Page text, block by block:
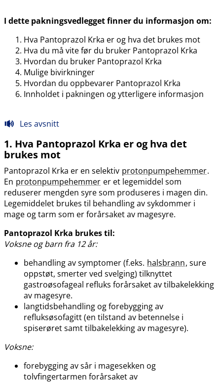
I dette pakningsvedlegget finner du informasjon om:
Hva Pantoprazol Krka er og hva det brukes mot
Hva du må vite før du bruker Pantoprazol Krka
Hvordan du bruker Pantoprazol Krka
Mulige bivirkninger
Hvordan du oppbevarer Pantoprazol Krka
Innholdet i pakningen og ytterligere informasjon
Les avsnitt
1. Hva Pantoprazol Krka er og hva det
brukes mot
Pantoprazol Krka er en selektiv protonpumpehemmer.
En protonpumpehemmer er et legemiddel som
reduserer mengden syre som produseres i magen din.
Legemiddelet brukes til behandling av sykdommer i
mage og tarm som er forårsaket av magesyre.
Pantoprazol Krka brukes til:
Voksne og barn fra 12 år:
behandling av symptomer (f.eks. halsbrann, sure
oppstøt, smerter ved svelging) tilknyttet
gastroøsofageal refluks forårsaket av tilbakelekking
av magesyre.
langtidsbehandling og forebygging av
refluksøsofagitt (en tilstand av betennelse i
spiserøret samt tilbakelekking av magesyre).
Voksne:
forebygging av sår i magesekken og
tolvfingertarmen forårsaket av